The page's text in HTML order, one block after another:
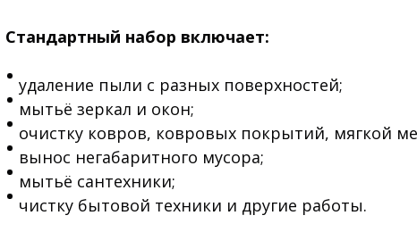
Стандартный набор включает:
удаление пыли с разных поверхностей;
мытьё зеркал и окон;
очистку ковров, ковровых покрытий, мягкой
вынос негабаритного мусора;
мытьё сантехники;
чистку бытовой техники и другие работы.